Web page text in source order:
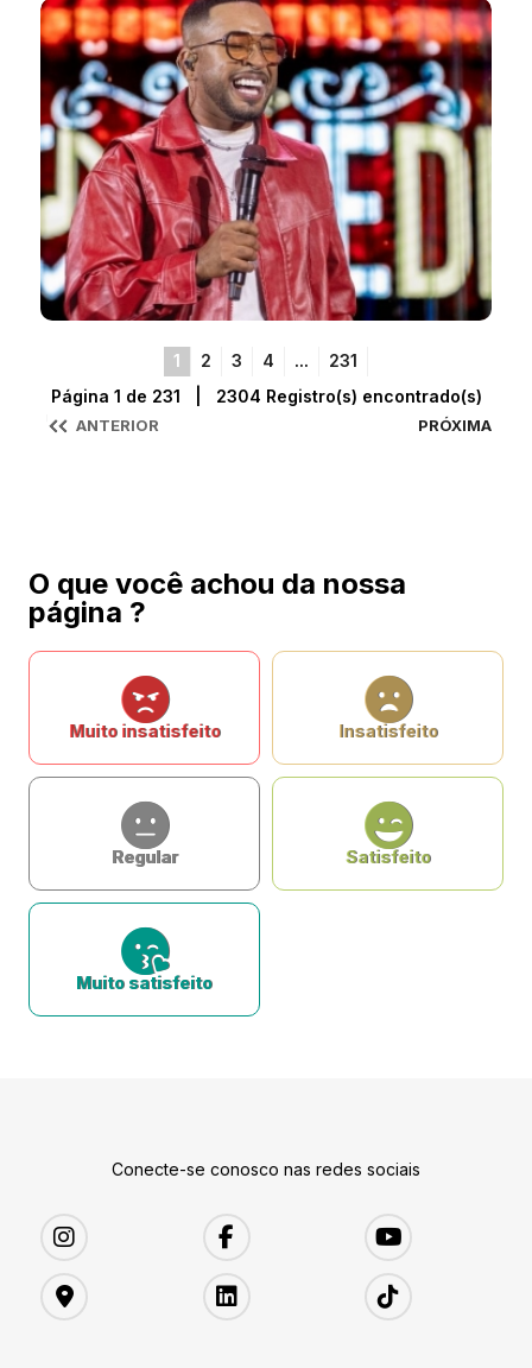
1 2 3 4 ... 231
ANTERIOR
Página 1 de 231 | 2304 Registro(s) encontrado(s)
PRÓXIMA
O que você achou da nossa
página ?
Muito insatisfeito Insatisfeito
Regular Satisfeito
Muito satisfeito
Conecte-se conosco nas redes sociais